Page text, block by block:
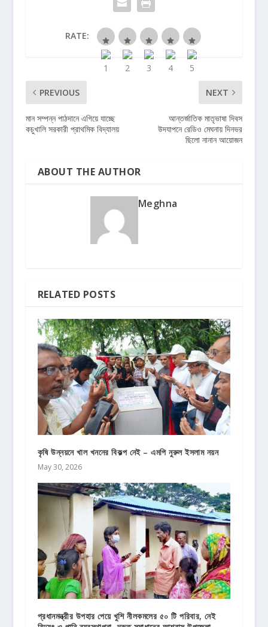
RATE:
PREVIOUS
মান সম্পন্ন পাঠদানে এগিয়ে যাচ্ছে
কচুখালি সরকারী প্রাথমিক বিদ্যালয়
NEXT
আন্তর্জাতিক মাতৃভাষা দিবস
উদযাপনে রেডিও মেঘনায় দিনভর
ছিলো নানান আয়োজন
ABOUT THE AUTHOR
Meghna
RELATED POSTS
কৃষি উন্নয়নে খাল খননের বিকল্প নেই – এমপি নুরুল ইসলাম নয়ন
May 30, 2026
প্রধানমন্ত্রীর উপহার পেয়ে খুশি নীলকমলের ৫০ টি পরিবার, নেই